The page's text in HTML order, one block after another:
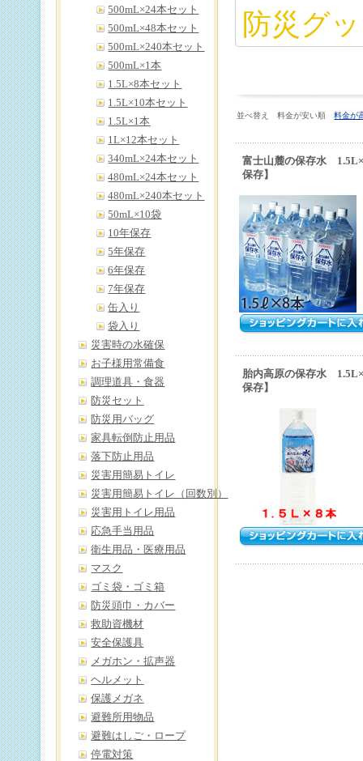
防災グ
並べ替え 料金が安い順料金が
富士山麓の保存水
保存】
胎内高原の保存水
保存】
500mL×24本セット
500mL×48本セット
500mL×240本セット
500mL×1本
1.5L×8本セット
1.5L×10本セット
1.5L×1本
1L×12本セット
340mL×24本セット
480mL×24本セット
480mL×240本セット
50mL×10袋
10年保存
5年保存
6年保存
7年保存
缶入り
袋入り
災害時の水確保
お子様用常備食
調理道具・食器
防災セット
防災用バッグ
家具転倒防止用品
落下防止用品
災害用簡易トイレ
災害用簡易トイレ（回数別）
災害用トイレ用品
応急手当用品
衛生用品・医療用品
マスク
ゴミ袋・ゴミ箱
防災頭巾・カバー
救助資機材
安全保護具
メガホン・拡声器
ヘルメット
保護メガネ
避難所用物品
避難はしご・ロープ
停電対策